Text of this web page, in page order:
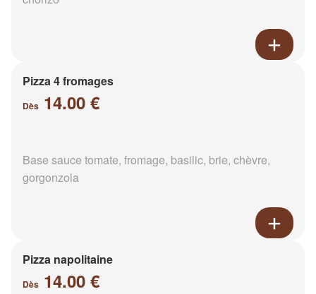
Pizza 4 fromages
Dès 14.00 €
Base sauce tomate, fromage, basilic, brie, chèvre,
gorgonzola
Pizza napolitaine
Dès 14.00 €